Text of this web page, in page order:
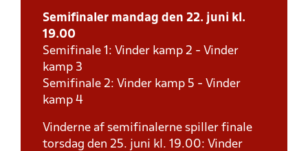
Semifinaler mandag den 22. juni kl.
19.00
Semifinale 1: Vinder kamp 2 - Vinder
kamp 3
Semifinale 2: Vinder kamp 5 - Vinder
kamp 4
Vinderne af semifinalerne spiller finale
torsdag den 25. juni kl. 19.00: Vinder